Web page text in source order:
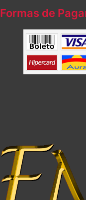
Formas de